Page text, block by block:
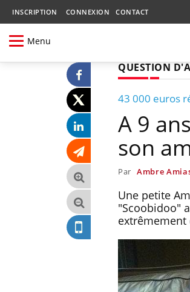
INSCRIPTION CONNEXION CONTACT
Menu
QUESTION
43 000 euros
A 9
son
Par Ambre
Une petite
"Scoobidoo"